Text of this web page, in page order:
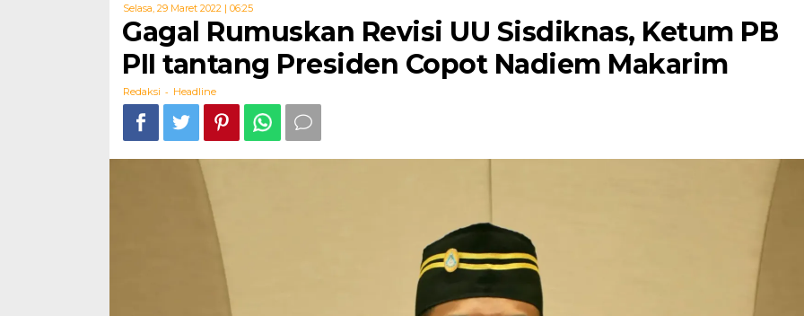
UU
Ketum
PB
tantang
Presiden
Copot
Nadiem
Selasa, 29 Maret 2022 | 06:25Oleh
Gagal Rumuskan Revisi UU Sisdiknas, Ketum PB
PII tantang Presiden Copot Nadiem Makarim
Redaksi - Headline